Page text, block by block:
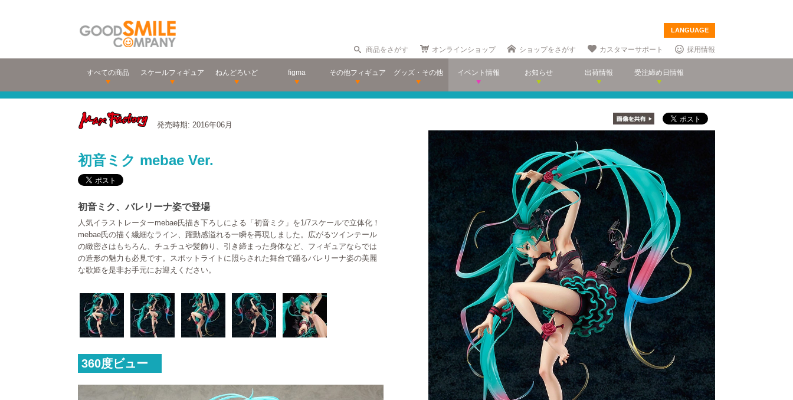
LANGUAGE
商品をさがす オンラインショップ ショップをさがす カスタマーサポート 採用情報
すべての商品 スケールフィギュア ねんどろいど figma その他フィギュア グッズ・その他 イベント情報 お知らせ 出荷情報 受注締め日情報
発売時期: 2016年06月
初音ミク mebae Ver.
初音ミク、バレリーナ姿で登場
人気イラストレーターmebae氏描き下ろしによる「初音ミク」を1/7スケールで立体化！
mebae氏の描く繊細なライン、躍動感溢れる一瞬を再現しました。広がるツインテール
の緻密さはもちろん、チュチュや髪飾り、引き締まった身体など、フィギュアならでは
の造形の魅力も必見です。スポットライトに照らされた舞台で踊るバレリーナ姿の美麗
な歌姫を是非お手元にお迎えください。
360度ビュー